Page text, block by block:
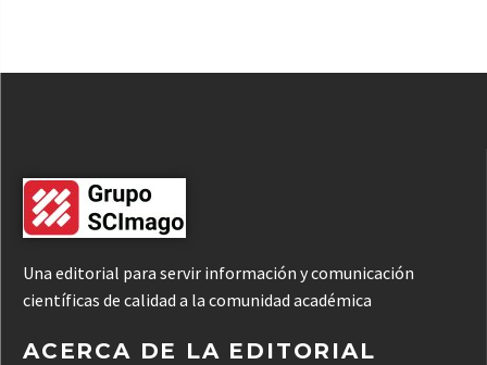
Una editorial para servir información y comunicación
científicas de calidad a la comunidad académica
ACERCA DE LA EDITORIAL